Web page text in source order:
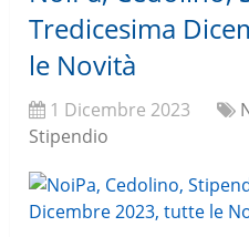
Tredicesima
le Novità
1 Dicembre 2023
Stipendio